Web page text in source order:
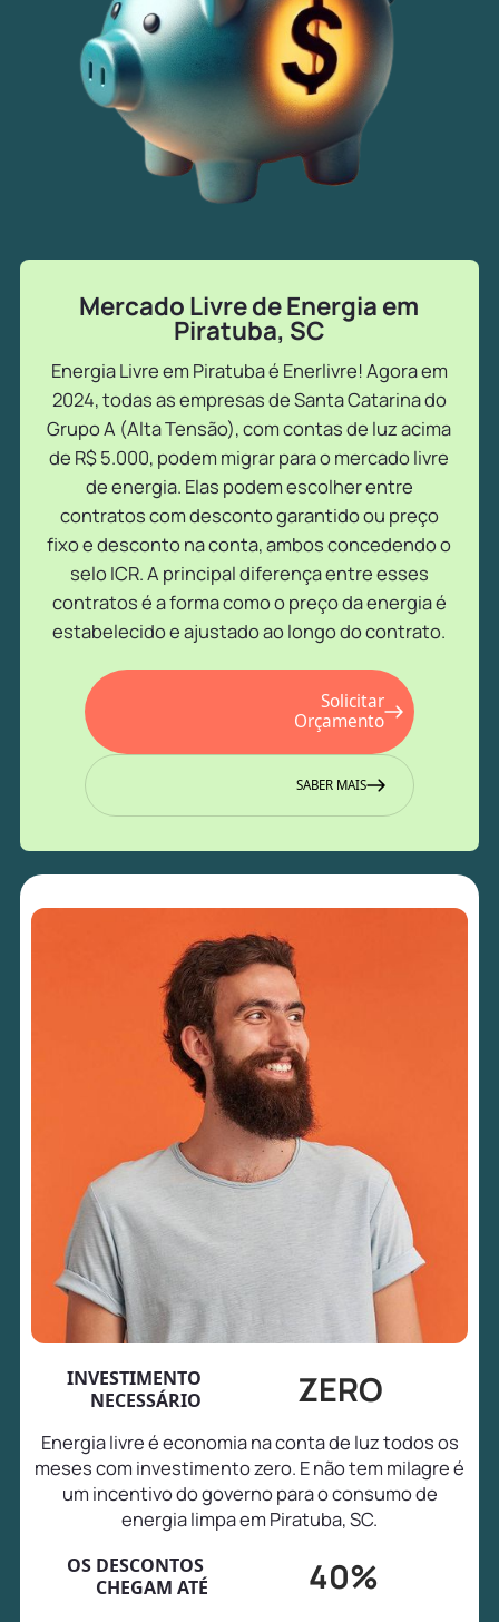
Mercado Livre de Energia em
Piratuba, SC
Energia Livre em Piratuba é Enerlivre! Agora em
2024, todas as empresas de Santa Catarina do
Grupo A (Alta Tensão), com contas de luz acima
de R$ 5.000, podem migrar para o mercado livre
de energia. Elas podem escolher entre
contratos com desconto garantido ou preço
fixo e desconto na conta, ambos concedendo o
selo ICR. A principal diferença entre esses
contratos é a forma como o preço da energia é
estabelecido e ajustado ao longo do contrato.
Solicitar
Orçamento
SABER MAIS
INVESTIMENTO
NECESSÁRIO
ZERO
Energia livre é economia na conta de luz todos os
meses com investimento zero. E não tem milagre é
um incentivo do governo para o consumo de
energia limpa em Piratuba, SC.
OS DESCONTOS
CHEGAM ATÉ
40%